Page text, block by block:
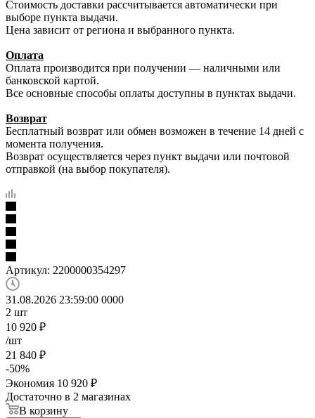
Стоимость доставки рассчитывается автоматически при
выборе пункта выдачи.
Цена зависит от региона и выбранного пункта.
Оплата
Оплата производится при получении — наличными или
банковской картой.
Все основные способы оплаты доступны в пунктах выдачи.
Возврат
Бесплатный возврат или обмен возможен в течение 14 дней с
момента получения.
Возврат осуществляется через пункт выдачи или почтовой
отправкой (на выбор покупателя).
Артикул: 2200000354297
31.08.2026 23:59:00 0000
2 шт
10 920 ₽
/шт
21 840 ₽
-50%
Экономия 10 920 ₽
Достаточно в 2 магазинах
В корзину